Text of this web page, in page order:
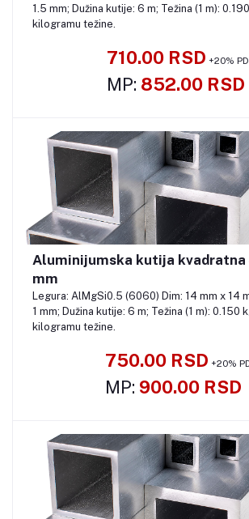
1.5 mm; Dužina kutije: 6 m; Težina (1 m):
kilogramu težine.
710.00 RSD +20%
MP: 852.00 RSD
Pozovite
Aluminijumska kutija kvadratna
mm
Legura: AlMgSi0.5 (6060) Dim: 14 mm x 14
1 mm; Dužina kutije: 6 m; Težina (1 m): 0.150
kilogramu težine.
750.00 RSD +20%
MP: 900.00 RSD